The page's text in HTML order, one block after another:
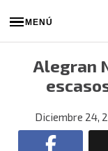
MENÚ
Alegran
Diciembre 24,